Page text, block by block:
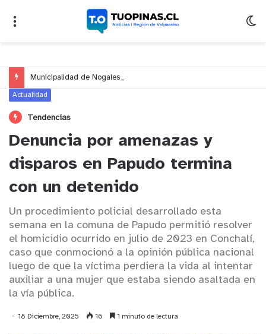
Actualidad
Tendencias
Denuncia por amenazas y
disparos en Papudo termina
con un detenido
Un procedimiento policial desarrollado esta
semana en la comuna de Papudo permitió resolver
el homicidio ocurrido en julio de 2023 en Conchalí,
caso que conmocionó a la opinión pública nacional
luego de que la víctima perdiera la vida al intentar
auxiliar a una mujer que estaba siendo asaltada en
la vía pública.
18 Diciembre, 2025 16 1 minuto de lectura